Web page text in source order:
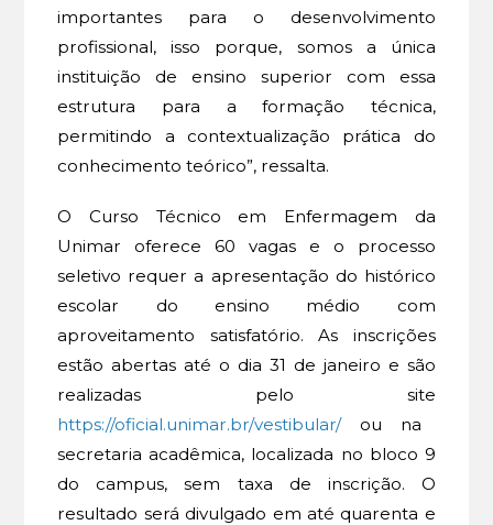
importantes para o desenvolvimento
profissional, isso porque, somos a única
instituição de ensino superior com essa
estrutura para a formação técnica,
permitindo a contextualização prática do
conhecimento teórico”, ressalta.
O Curso Técnico em Enfermagem da
Unimar oferece 60 vagas e o processo
seletivo requer a apresentação do histórico
escolar do ensino médio com
aproveitamento satisfatório. As inscrições
estão abertas até o dia 31 de janeiro e são
realizadas pelo site
https://oficial.unimar.br/vestibular/ou na
secretaria acadêmica, localizada no bloco 9
do campus, sem taxa de inscrição. O
resultado será divulgado em até quarenta e